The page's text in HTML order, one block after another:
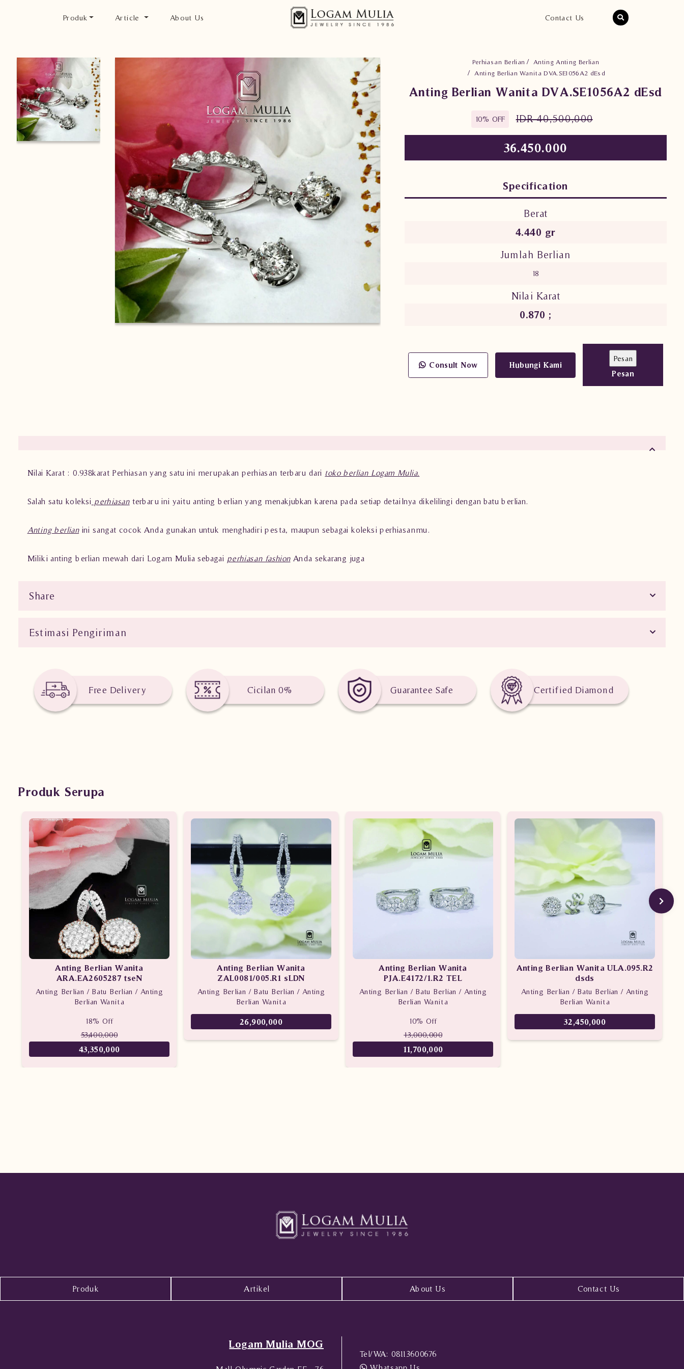
Produk Article About Us Contact Us
Perhiasan Berlian
Anting Anting Berlian
Anting Berlian Wanita DVA.SE1056A2 dEsd
Anting Berlian Wanita DVA.SE1056A2 dEsd
10% OFF IDR 40,500,000
36.450.000
Specification
Berat
4.440 gr
Jumlah Berlian
18
Nilai Karat
0.870 ;
Consult Now
Hubungi Kami
Pesan
Nilai Karat : 0.938karat Perhiasan yang satu ini merupakan perhiasan terbaru dari toko berlian Logam Mulia.
Salah satu koleksi perhiasanterbaru ini yaitu anting berlian yang menakjubkan karena pada setiap detailnya dikelilingi dengan batu berlian.
Anting berlianini sangat cocok Anda gunakan untuk menghadiri pesta, maupun sebagai koleksi perhiasanmu.
Miliki anting berlian mewah dari Logam Mulia sebagai perhiasan fashionAnda sekarang juga
Share
Estimasi Pengiriman
Free Delivery Cicilan 0% Guarantee Safe Certified Diamond
Produk Serupa
Anting Berlian Wanita
ARA.EA2605287 tseN
Anting Berlian / Batu Berlian / Anting
Berlian Wanita
18% Off
53,400,000
43,350,000
Anting Berlian Wanita
ZAL0081/005.R1 sLDN
Anting Berlian / Batu Berlian / Anting
Berlian Wanita
26,900,000
Anting Berlian Wanita
PJA.E4172/1.R2 TEL
Anting Berlian / Batu Berlian / Anting
Berlian Wanita
10% Off
13,000,000
11,700,000
Anting Berlian Wanita ULA.095.R2
dsds
Anting Berlian / Batu Berlian / Anting
Berlian Wanita
32,450,000
Produk Artikel About Us Contact Us
Logam Mulia MOG
Tel/WA: 08113600676